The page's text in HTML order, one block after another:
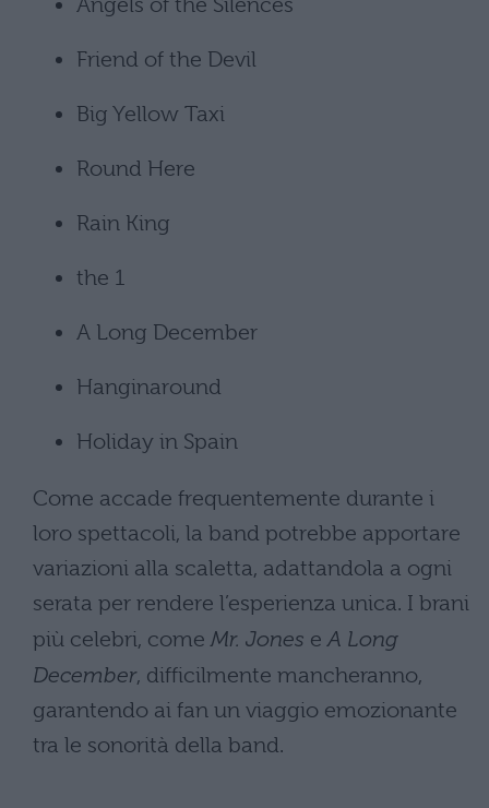
Friend of the Devil
Big Yellow Taxi
Round Here
Rain King
the 1
A Long December
Hanginaround
Holiday in Spain
Come accade frequentemente durante i
loro spettacoli, la band potrebbe apportare
variazioni alla scaletta, adattandola a ogni
serata per rendere l’esperienza unica. I brani
più celebri, comeMr. Jones eA Long
December, difficilmente mancheranno,
garantendo ai fan un viaggio emozionante
tra le sonorità della band.